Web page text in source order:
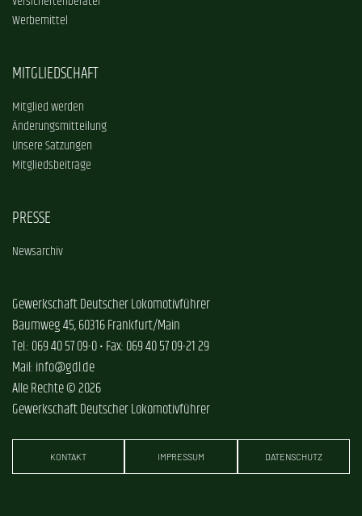
Werbemittel
MITGLIEDSCHAFT
Mitglied werden
Änderungsmitteilung
Unsere Satzungen
Mitgliedsbeiträge
PRESSE
Newsarchiv
Gewerkschaft Deutscher Lokomotivführer
Baumweg 45, 60316 Frankfurt/Main
Tel.: 069 40 57 09-0 • Fax: 069 40 57 09-21 29
Mail: info@gdl.de
Alle Rechte © 2026
Gewerkschaft Deutscher Lokomotivführer
KONTAKT IMPRESSUM DATENSCHUTZ